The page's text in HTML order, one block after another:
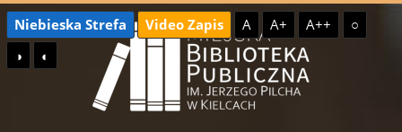
Przejdź
do
treści
Przejdź
do
menu
Niebieska Strefa Video Zapis A A+ A++
○
◑
◐